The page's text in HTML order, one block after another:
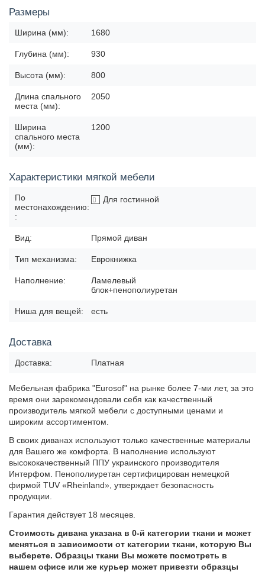
Размеры
Ширина (мм): 1680
Глубина (мм): 930
Высота (мм): 800
Длина спального
места (мм):
2050
Ширина
спального места
(мм):
1200
Характеристики мягкой мебели
По
местонахождению:
:
Для гостинной
Вид: Прямой диван
Тип механизма: Еврокнижка
Наполнение:
Ламелевый
блок+пенополиуретан
Ниша для вещей: есть
Доставка
Доставка: Платная
Мебельная фабрика "Eurosof" на рынке более 7-ми лет, за это
время они зарекомендовали себя как качественный
производитель мягкой мебели с доступными ценами и
широким ассортиментом.
В своих диванах используют только качественные материалы
для Вашего же комфорта. В наполнение используют
высококачественный ППУ украинского производителя
Интерфом. Пенополиуретан сертифицирован немецкой
фирмой TUV «Rheinland», утверждает безопасность
продукции.
Гарантия действует 18 месяцев.
Стоимость дивана указана в 0-й категории ткани и может
меняться в зависимости от категории ткани, которую Вы
выберете. Образцы ткани Вы можете посмотреть в
нашем офисе или же курьер может привезти образцы